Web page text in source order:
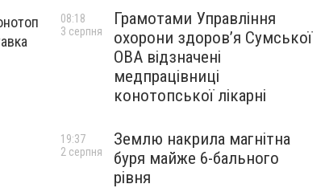
Грамотами Управління
охорони здоров’я Сумської
ОВА відзначені
медпрацівниці
конотопської лікарні
08:18
3 серпня
Землю накрила магнітна
буря майже 6-бального
рівня
19:37
2 серпня